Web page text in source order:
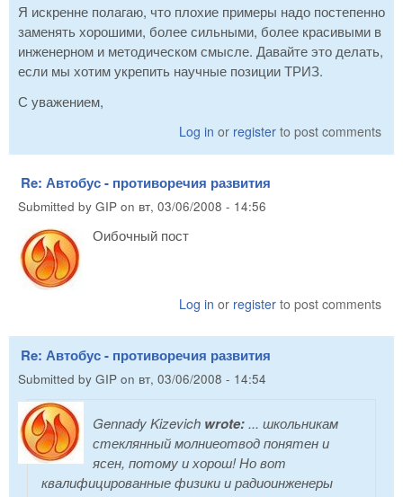
Я искренне полагаю, что плохие примеры надо постепенно
заменять хорошими, более сильными, более красивыми в
инженерном и методическом смысле. Давайте это делать,
если мы хотим укрепить научные позиции ТРИЗ.
С уважением,
Log in or register to post comments
Re: Автобус - противоречия развития
Submitted by GIP on вт, 03/06/2008 - 14:56
Оибочный пост
Log in or register to post comments
Re: Автобус - противоречия развития
Submitted by GIP on вт, 03/06/2008 - 14:54
Gennady Kizevich wrote: ... школьникам
стеклянный молниеотвод понятен и
ясен, потому и хорош! Но вот
квалифицированные физики и радиоинженеры